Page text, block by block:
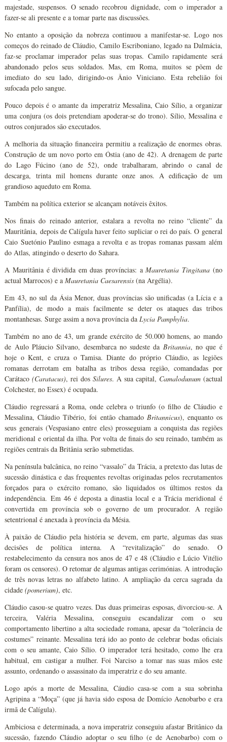
majestade, suspensos. O senado recobrou dignidade, com o imperador a
fazer-se ali presente e a tomar parte nas discussões.
No entanto a oposição da nobreza continuou a manifestar-se. Logo nos
começos do reinado de Cláudio, Camilo Escriboniano, legado na Dalmácia,
faz-se proclamar imperador pelas suas tropas. Camilo rapidamente será
abandonado pelos seus soldados. Mas, em Roma, muitos se põem de
imediato do seu lado, dirigindo-os Ânio Viniciano. Esta rebelião foi
sufocada pelo sangue.
Pouco depois é o amante da imperatriz Messalina, Caio Sílio, a organizar
uma conjura (os dois pretendiam apoderar-se do trono). Sílio, Messalina e
outros conjurados são executados.
A melhoria da situação financeira permitiu a realização de enormes obras.
Construção de um novo porto em Óstia (ano de 42). A drenagem de parte
do Lago Fúcino (ano de 52), onde trabalharam, abrindo o canal de
descarga, trinta mil homens durante onze anos. A edificação de um
grandioso aqueduto em Roma.
Também na política exterior se alcançam notáveis êxitos.
Nos finais do reinado anterior, estalara a revolta no reino “cliente” da
Mauritânia, depois de Calígula haver feito supliciar o rei do país. O general
Caio Suetónio Paulino esmaga a revolta e as tropas romanas passam além
do Atlas, atingindo o deserto do Sahara.
A Mauritânia é dividida em duas províncias: aMauretania Tingitana(no
actual Marrocos) e aMauretania Caesarensis(na Argélia).
Em 43, no sul da Ásia Menor, duas províncias são unificadas (a Lícia e a
Panfília), de modo a mais facilmente se deter os ataques das tribos
montanhesas. Surge assim a nova província daLycia Pamphylia.
Também no ano de 43, um grande exército de 50.000 homens, ao mando
de Aulo Pláucio Silvano, desembarca no sudeste da Britannia, no que é
hoje o Kent, e cruza o Tamisa. Diante do próprio Cláudio, as legiões
romanas derrotam em batalha as tribos dessa região, comandadas por
Carátaco(Caratacus), rei dosSilures. A sua capital, Camalodunum (actual
Colchester, no Essex) é ocupada.
Cláudio regressará a Roma, onde celebra o triunfo (o filho de Cláudio e
Messalina, Cláudio Tibério, foi então chamado Britannicus), enquanto os
seus generais (Vespasiano entre eles) prosseguiam a conquista das regiões
meridional e oriental da ilha. Por volta de finais do seu reinado, também as
regiões centrais da Britânia serão submetidas.
Na península balcânica, no reino “vassalo” da Trácia, a pretexto das lutas de
sucessão dinástica e das frequentes revoltas originadas pelos recrutamentos
forçados para o exército romano, são liquidados os últimos restos da
independência. Em 46 é deposta a dinastia local e a Trácia meridional é
convertida em província sob o governo de um procurador. A região
setentrional é anexada à província da Mésia.
À paixão de Cláudio pela história se devem, em parte, algumas das suas
decisões de política interna. A “revitalização” do senado. O
restabelecimento da censura nos anos de 47 e 48 (Cláudio e Lúcio Vitélio
foram os censores). O retomar de algumas antigas cerimónias. A introdução
de três novas letras no alfabeto latino. A ampliação da cerca sagrada da
cidade(pomerium), etc.
Cláudio casou-se quatro vezes. Das duas primeiras esposas, divorciou-se. A
terceira, Valéria Messalina, conseguiu escandalizar com o seu
comportamento libertino a alta sociedade romana, apesar da “tolerância de
costumes” reinante. Messalina terá ido ao ponto de celebrar bodas oficiais
com o seu amante, Caio Sílio. O imperador terá hesitado, como lhe era
habitual, em castigar a mulher. Foi Narciso a tomar nas suas mãos este
assunto, ordenando o assassinato da imperatriz e do seu amante.
Logo após a morte de Messalina, Cáudio casa-se com a sua sobrinha
Agripina a “Moça” (que já havia sido esposa de Domício Aenobarbo e era
irmã de Calígula).
Ambiciosa e determinada, a nova imperatriz conseguiu afastar Britânico da
sucessão, fazendo Cláudio adoptar o seu filho (e de Aenobarbo) com o